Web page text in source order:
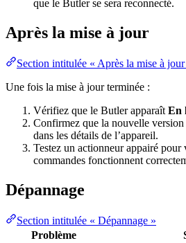
que le Butler se sera reconnecté.
Après la mise à jour
Section intitulée « Après la mise à jour
Une fois la mise à jour terminée :
Vérifiez que le Butler apparaît En
Confirmez que la nouvelle
dans les détails de l’appareil.
Testez un actionneur appairé pour
commandes fonctionnent
Dépannage
Section intitulée « Dépannage »
Problème